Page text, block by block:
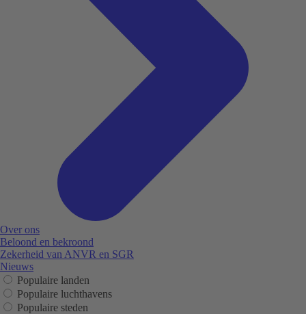
Over ons
Beloond en bekroond
Zekerheid van ANVR en SGR
Nieuws
Populaire landen
Populaire luchthavens
Populaire steden